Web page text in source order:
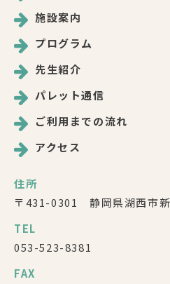
施設案内
プログラム
先生紹介
パレット通信
ご利用までの流れ
アクセス
住所
〒431-0301 静岡県湖西市
TEL
053-523-8381
FAX